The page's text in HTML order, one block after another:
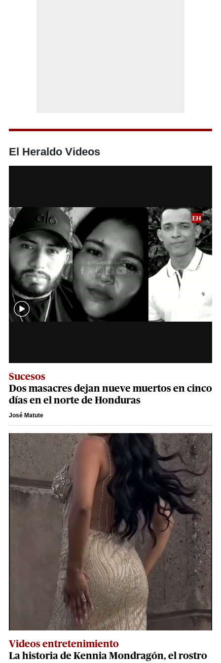
El Heraldo Videos
Sucesos
Dos masacres dejan nueve muertos en cinco
días en el norte de Honduras
José Matute
Videos entretenimiento
La historia de Kennia Mondragón, el rostro